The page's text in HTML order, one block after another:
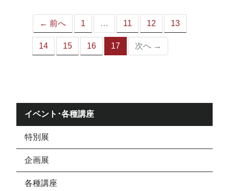
← 前へ 1 … 11 12 13
14 15 16 17
（こ
次へ →
イベント･各種講座
特別展
企画展
各種講座